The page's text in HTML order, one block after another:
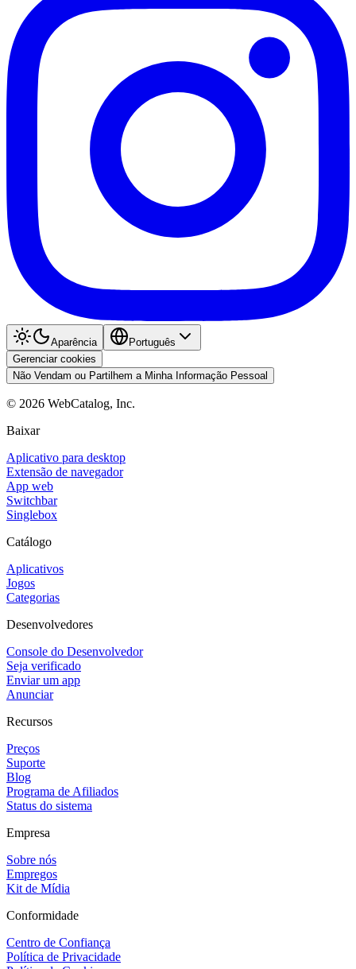
Aparência
Português
Gerenciar cookies
Não Vendam ou Partilhem a Minha Informação Pessoal
© 2026 WebCatalog, Inc.
Baixar
Aplicativo para desktop
Extensão de navegador
App web
Switchbar
Singlebox
Catálogo
Aplicativos
Jogos
Categorias
Desenvolvedores
Console do Desenvolvedor
Seja verificado
Enviar um app
Anunciar
Recursos
Preços
Suporte
Blog
Programa de Afiliados
Status do sistema
Empresa
Sobre nós
Empregos
Kit de Mídia
Conformidade
Centro de Confiança
Política de Privacidade